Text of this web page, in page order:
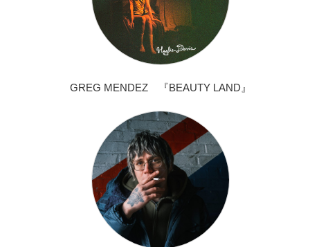
GREG MENDEZ 『BEAUTY LAND』